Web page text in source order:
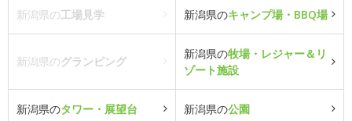
新潟県の工場見学 新潟県のキャンプ場・BBQ場
新潟県のグランピング
新潟県の牧場・レジャー＆リ
ゾート施設
新潟県のタワー・展望台 新潟県の公園